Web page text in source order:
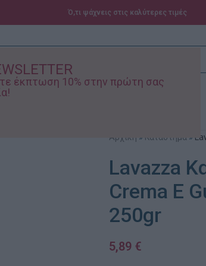
έκπτωση 10% στην πρώτη σας
Ό,τι ψάχνεις στις καλύτερες τιμές
Αρχική » Κατάστημα »
Lavazza
Crema E
250gr
5,89 €